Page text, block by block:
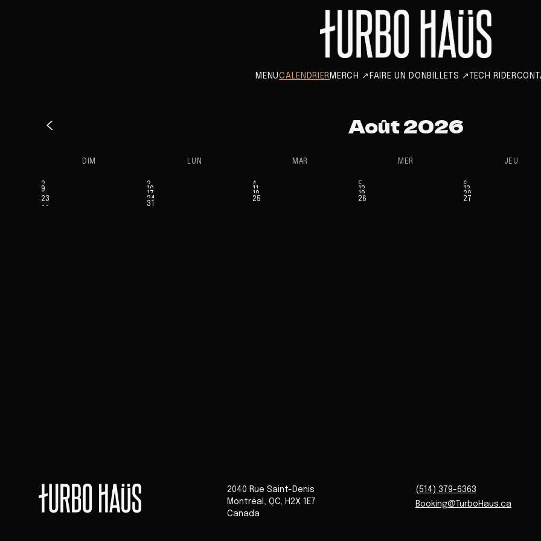
MENUCALENDRIER MERCH ↗ FAIRE UN DON BILLETS ↗ TECH RIDER
‹ Août 2026
DIM LUN MAR MER JEU
2 3 4 5 6
9 10 11 12 13
16 17 18 19 20
23 24 25 26 27
30 31
2040 Rue Saint-Denis
Montréal , QC, H2X 1E7
Canada
(514) 379-6363
Booking@TurboHaus.ca